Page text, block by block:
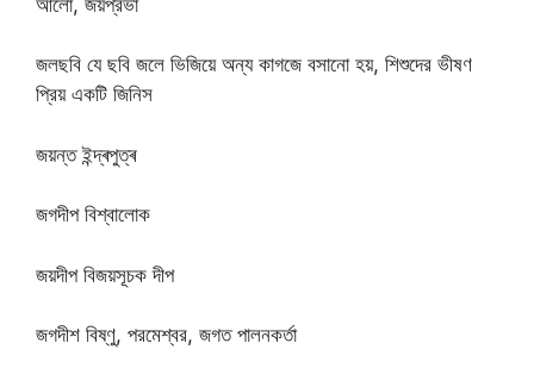
জলছবি যে ছবি জলে ভিজিয়ে অন্য কাগজে বসানো হয়, শিশুদের ভীষণ
প্রিয় একটি জিনিস
জয়ন্ত ইন্দ্ৰপুত্ৰ
জগদীপ বিশ্বালোক
জয়দীপ বিজয়সূচক দীপ
জগদীশ বিষ্ণু, পরমেশ্বর, জগত পালনকর্তা